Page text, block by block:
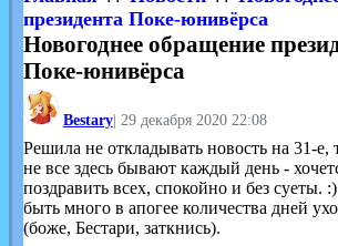
президента Поке-юнивёрса
Новогоднее обращение
Поке-юнивёрса
Bestary| 29 декабря 2020 22:08
Решила не откладывать новость на 31-е,
не все здесь бывают каждый день -
поздравить всех, спокойно и без суеты.
быть много в апогее количества дней
(боже, Бестари, заткнись).